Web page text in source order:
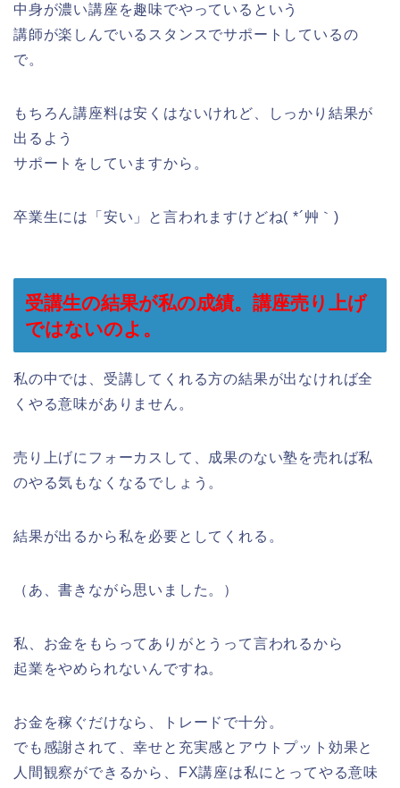
中身が濃い講座を趣味でやっているという
講師が楽しんでいるスタンスでサポートしているの
で。
もちろん講座料は安くはないけれど、しっかり結果が
出るよう
サポートをしていますから。
卒業生には「安い」と言われますけどね( *´艸｀)
受講生の結果が私の成績。講座売り上げ
ではないのよ。
私の中では、受講してくれる方の結果が出なければ全
くやる意味がありません。
売り上げにフォーカスして、成果のない塾を売れば私
のやる気もなくなるでしょう。
結果が出るから私を必要としてくれる。
（あ、書きながら思いました。）
私、お金をもらってありがとうって言われるから
起業をやめられないんですね。
お金を稼ぐだけなら、トレードで十分。
でも感謝されて、幸せと充実感とアウトプット効果と
人間観察ができるから、FX講座は私にとってやる意味